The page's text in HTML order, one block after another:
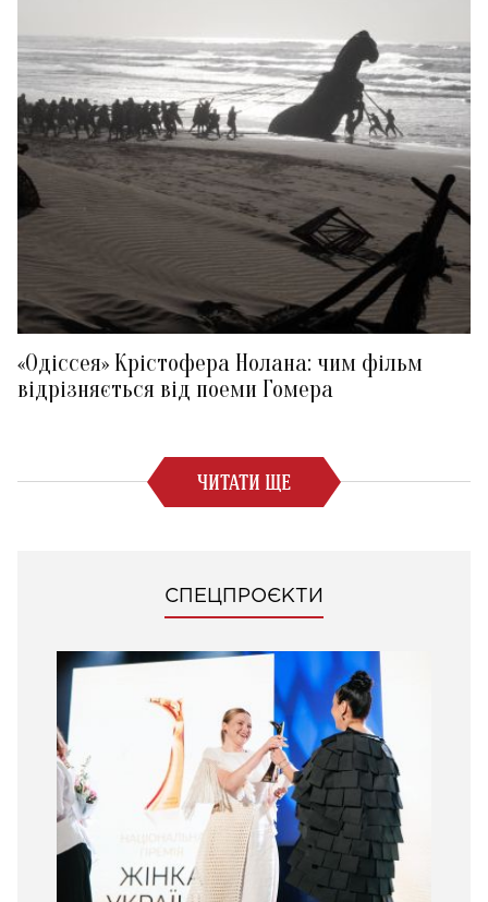
«Одіссея» Крістофера Нолана: чим фільм
відрізняється від поеми Гомера
ЧИТАТИ ЩЕ
СПЕЦПРОЄКТИ